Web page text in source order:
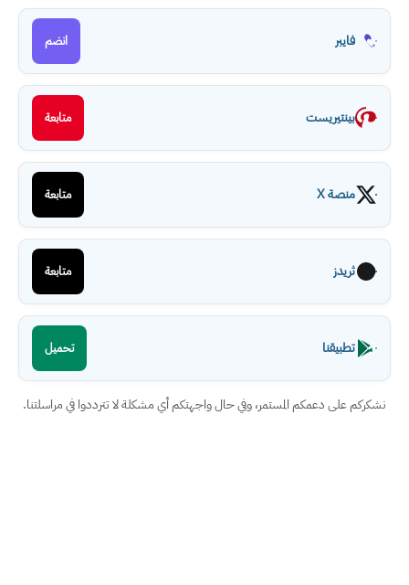
فايبر انضم
بينتيريست متابعة
منصة X متابعة
ثريدز متابعة
تطبيقنا تحميل
نشكركم على دعمكم المستمر، وفي حال واجهتكم أي مشكلة لا تترددوا في مراسلتنا.